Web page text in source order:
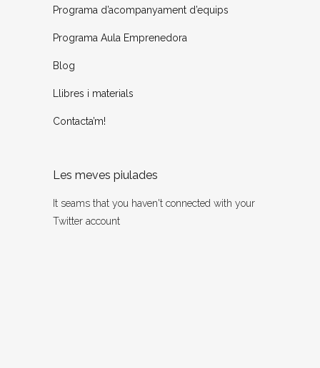
Programa d’acompanyament d’equips
Programa Aula Emprenedora
Blog
Llibres i materials
Contacta’m!
Les meves piulades
It seams that you haven't connected with your
Twitter account